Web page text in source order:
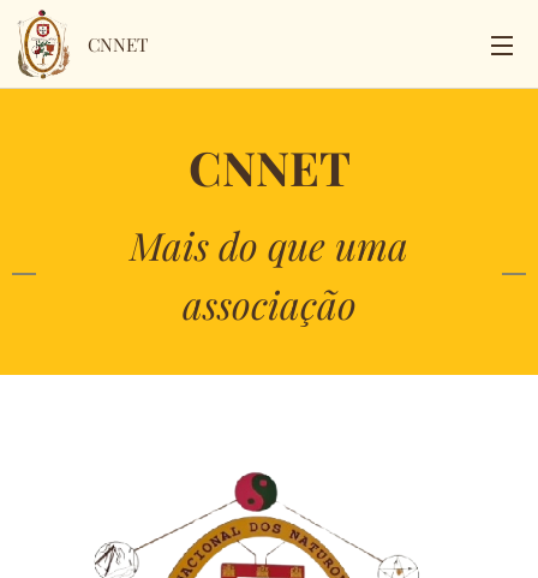
CNNET
CNNET
Mais do que uma
associação